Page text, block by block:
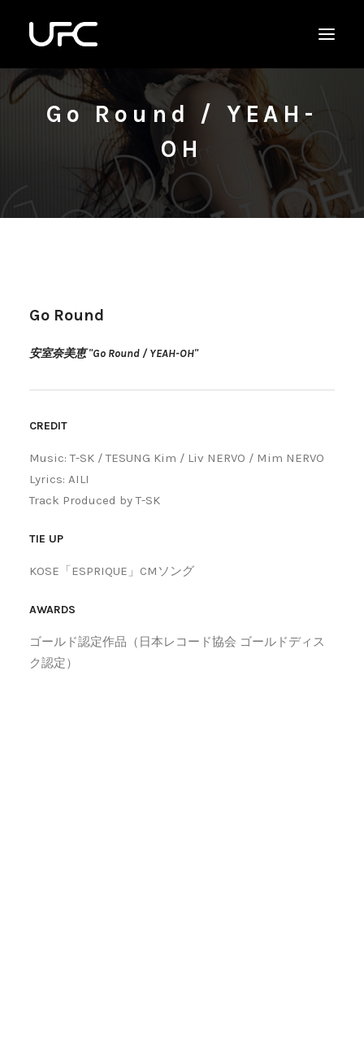
Go Round / YEAH-
OH
Go Round
安室奈美恵 "Go Round / YEAH-OH"
CREDIT
Music: T-SK / TESUNG Kim / Liv NERVO / Mim NERVO
Lyrics: AILI
Track Produced by T-SK
TIE UP
KOSE「ESPRIQUE」CMソング
AWARDS
ゴールド認定作品（日本レコード協会 ゴールドディス
ク認定）